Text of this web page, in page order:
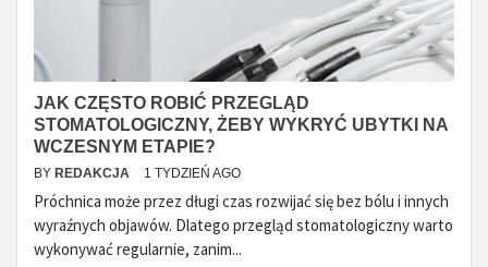
JAK CZĘSTO ROBIĆ PRZEGLĄD
STOMATOLOGICZNY, ŻEBY WYKRYĆ UBYTKI NA
WCZESNYM ETAPIE?
BY REDAKCJA 1 TYDZIEŃ AGO
Próchnica może przez długi czas rozwijać się bez bólu i innych
wyraźnych objawów. Dlatego przegląd stomatologiczny warto
wykonywać regularnie, zanim...